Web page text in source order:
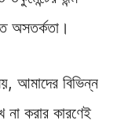
অসতর্কতা।
আমাদের বিভিন্ন
না করার কারণেই